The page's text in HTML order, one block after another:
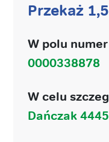
Przekaż
W polu
0000338878
W celu
Dańczak 4445